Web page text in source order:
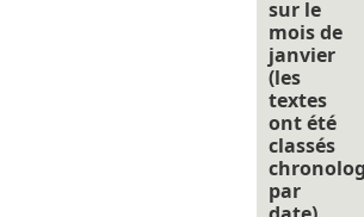
sur le
mois de
janvier
(les
textes
ont été
classés
par